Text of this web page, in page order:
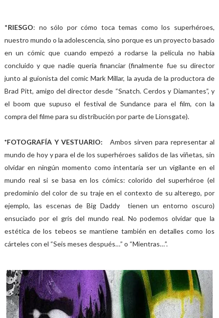
*RIESGO: no sólo por cómo toca temas como los superhéroes,
nuestro mundo o la adolescencia, sino porque es un proyecto basado
en un cómic que cuando empezó a rodarse la película no había
concluido y que nadie quería financiar (finalmente fue su director
junto al guionista del comic Mark Millar, la ayuda de la productora de
Brad Pitt, amigo del director desde “Snatch. Cerdos y Diamantes”, y
el boom que supuso el festival de Sundance para el film, con la
compra del filme para su distribución por parte de Lionsgate).
*FOTOGRAFÍA Y VESTUARIO: Ambos sirven para representar al
mundo de hoy y para el de los superhéroes salidos de las viñetas, sin
olvidar en ningún momento como intentaría ser un vigilante en el
mundo real si se basa en los cómics: colorido del superhéroe (el
predominio del color de su traje en el contexto de su alterego, por
ejemplo, las escenas de Big Daddy tienen un entorno oscuro)
ensuciado por el gris del mundo real. No podemos olvidar que la
estética de los tebeos se mantiene también en detalles como los
cárteles con el “Seis meses después…” o “Mientras…”.